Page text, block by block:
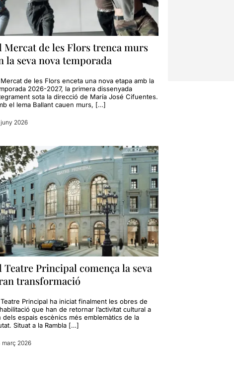
Mercat de les Flors trenca murs
la seva nova temporada
Mercat de les Flors enceta una nova etapa amb la
2026-2027, la primera dissenyada
sota la direcció de María José Cifuentes.
el lema Ballant cauen murs, […]
juny 2026
Teatre Principal comença la seva
transformació
Teatre Principal ha iniciat finalment les obres de
que han de retornar l’activitat cultural a
dels espais escènics més emblemàtics de la
Situat a la Rambla […]
març 2026